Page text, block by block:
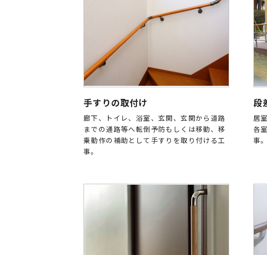
手すりの取付け
廊下、トイレ、浴室、玄関、玄関から道路
までの通路等へ転倒予防もしくは移動、移
乗動作の補助として手すりを取り付ける工
事。
段
居
各
事。